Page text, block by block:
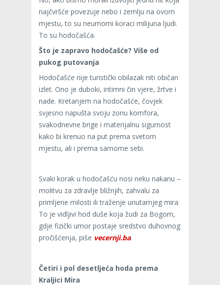
najčvršće povezuje nebo i zemlju na ovom
mjestu, to su neumorni koraci milijuna ljudi.
To su hodočašća.
Što je zapravo hodočašće? Više od
pukog putovanja
Hodočašće nije turistički obilazak niti običan
izlet. Ono je duboki, intimni čin vjere, žrtve i
nade. Kretanjem na hodočašće, čovjek
svjesno napušta svoju zonu komfora,
svakodnevne brige i materijalnu sigurnost
kako bi krenuo na put prema svetom
mjestu, ali i prema samome sebi.
Svaki korak u hodočašću nosi neku nakanu –
molitvu za zdravlje bližnjih, zahvalu za
primljene milosti ili traženje unutarnjeg mira.
To je vidljivi hod duše koja žudi za Bogom,
gdje fizički umor postaje sredstvo duhovnog
pročišćenja, piše vecernji.ba.
Četiri i pol desetljeća hoda prema
Kraljici Mira